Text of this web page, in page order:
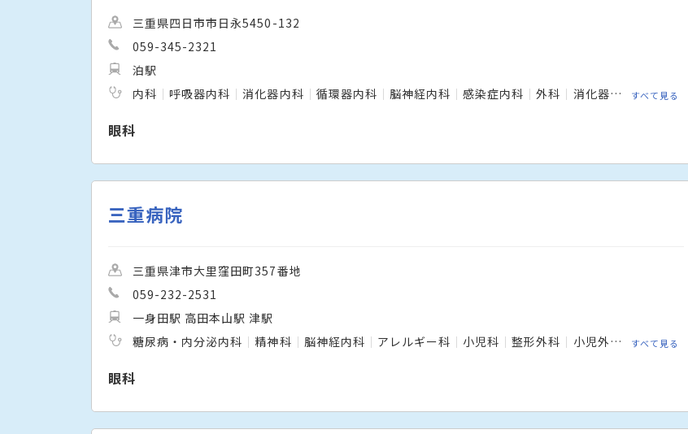
三重県四日市市日永5450-132
059-345-2321
泊駅
内科
呼吸器内科 消化器内科 循環器内科 脳神経内科 感染症内科 外科 消化器外科 乳腺外科
すべて見る
眼科
三重病院
三重県津市大里窪田町357番地
059-232-2531
一身田駅 高田本山駅 津駅
糖尿病・内分泌内科
精神科 脳神経内科 アレルギー科 小児科 整形外科 小児外科 皮膚科
すべて見る
眼科